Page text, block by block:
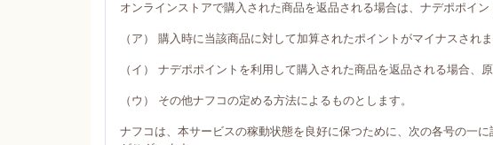
オンラインストアで購入された商品を返品される場合は、ナデポポイン
（ア） 購入時に当該商品に対して加算されたポイントがマイナスされま
（イ） ナデポポイントを利用して購入された商品を返品される場合、
（ウ） その他ナフコの定める方法によるものとします。
ナフコは、本サービスの稼動状態を良好に保つために、次の各号の一